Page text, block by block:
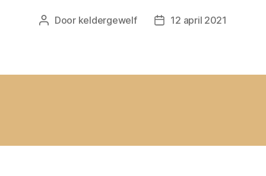
Berichtauteur
Door keldergewelf Berichtdatum
12 april 2021